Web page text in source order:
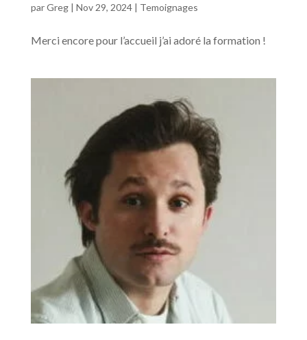
parGreg| Nov 29, 2024| Temoignages
Merci encore pour l’accueil j’ai adoré la formation !